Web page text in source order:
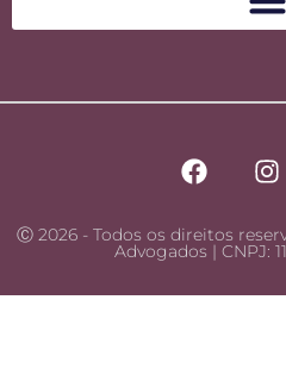
Ⓒ 2026 - Todos os direitos
Advogados | CNPJ: